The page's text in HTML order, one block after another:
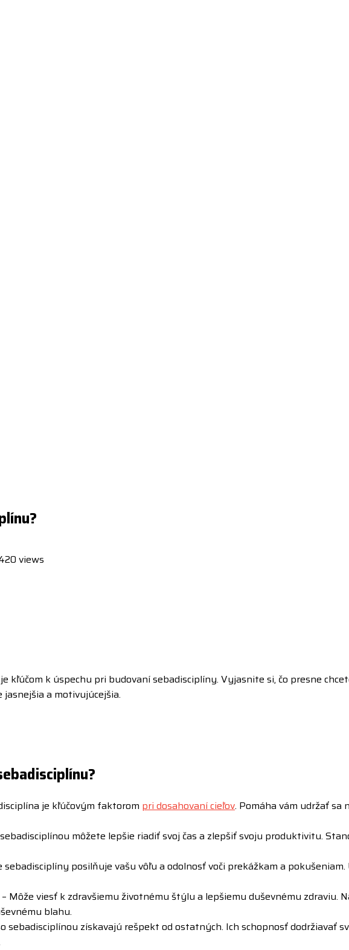
views
kľúčom k úspechu pri budovaní sebadisciplíny. Vyjasnite si, čo presne
a motivujúcejšia.
je kľúčovým faktorom pri dosahovaní cieľov. Pomáha vám udržať sa
môžete lepšie riadiť svoj čas a zlepšiť svoju produktivitu.
sebadisciplíny posilňuje vašu vôľu a odolnosť voči prekážkam a
– Môže viesť k zdravšiemu životnému štýlu a lepšiemu duševnému zdraviu.
blahu.
sebadisciplínou získavajú rešpekt od ostatných. Ich schopnosť dodržiavať